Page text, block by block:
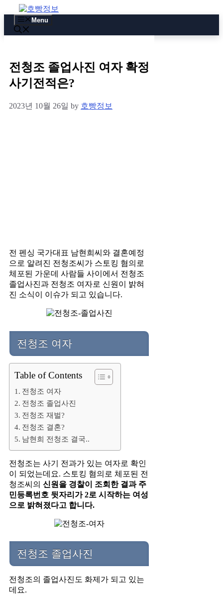
to
content
Menu
전청조 졸업사진 여자 확정
사기전적은?
2023년 10월 26일 by 호빵정보
전 펜싱 국가대표 남현희씨와 결혼예정
으로 알려진 전청조씨가 스토킹 혐의로
체포된 가운데 사람들 사이에서 전청조
졸업사진과 전청조 여자로 신원이 밝혀
진 소식이 이슈가 되고 있습니다.
전청조 여자
Table of Contents
전청조 여자
전청조 졸업사진
전청조 재벌?
전청조 결혼?
남현희 전청조 결국..
전청조는 사기 전과가 있는 여자로 확인
이 되었는데요. 스토킹 혐의로 체포된 전
청조씨의 신원을 경찰이 조회한 결과 주
민등록번호 뒷자리가 2로 시작하는 여성
으로 밝혀졌다고 합니다.
전청조 졸업사진
전청조의 졸업사진도 화제가 되고 있는
데요.